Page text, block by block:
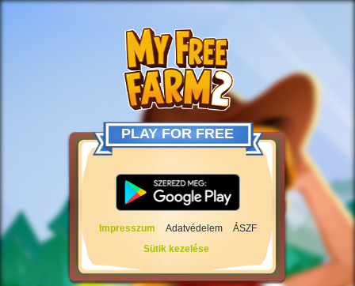
PLAY FOR FREE
Impresszum Adatvédelem
ÁSZF
Sütik kezelése